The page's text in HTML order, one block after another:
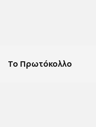
Το Πρωτόκολλο